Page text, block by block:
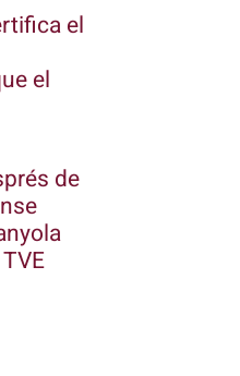
el
el
de